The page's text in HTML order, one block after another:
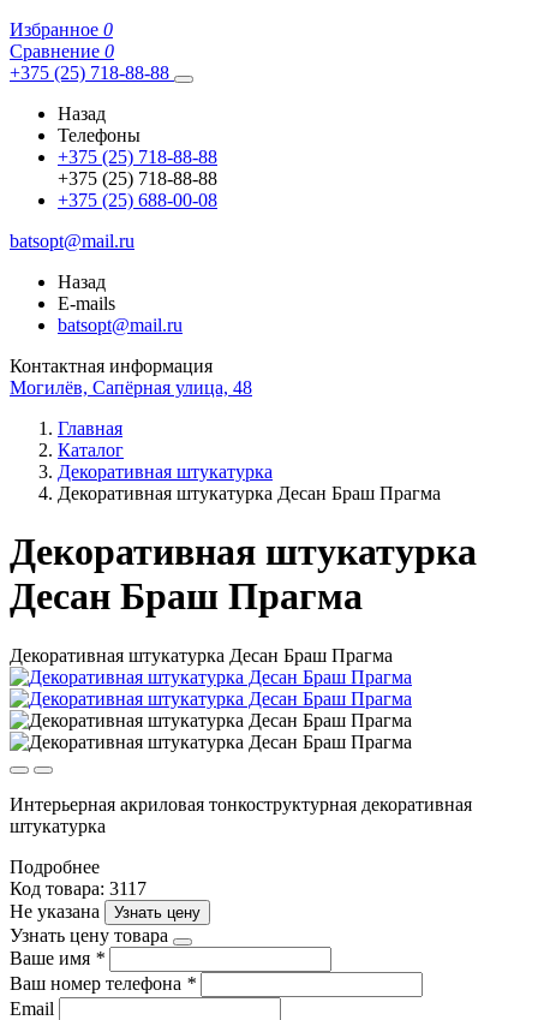
Избранное 0
Сравнение 0
+375 (25) 718-88-88
Назад
Телефоны
+375 (25) 718-88-88
+375 (25) 718-88-88
+375 (25) 688-00-08
batsopt@mail.ru
Назад
E-mails
batsopt@mail.ru
Контактная информация
Могилёв, Сапёрная улица, 48
Главная
Каталог
Декоративная штукатурка
Декоративная штукатурка Десан Браш Прагма
Декоративная штукатурка
Десан Браш Прагма
Декоративная штукатурка Десан Браш Прагма
Интерьерная акриловая тонкоструктурная декоративная
штукатурка
Подробнее
Код товара: 3117
Не указана
Узнать цену
Узнать цену товара
Ваше имя *
Ваш номер телефона *
Email